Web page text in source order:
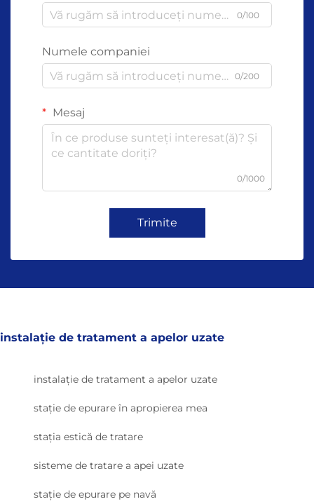
0/100
Numele companiei
0/200
Mesaj
0/1000
Trimite
instalație de tratament a apelor uzate
instalație de tratament a apelor uzate
stație de epurare în apropierea mea
stația estică de tratare
sisteme de tratare a apei uzate
stație de epurare pe navă